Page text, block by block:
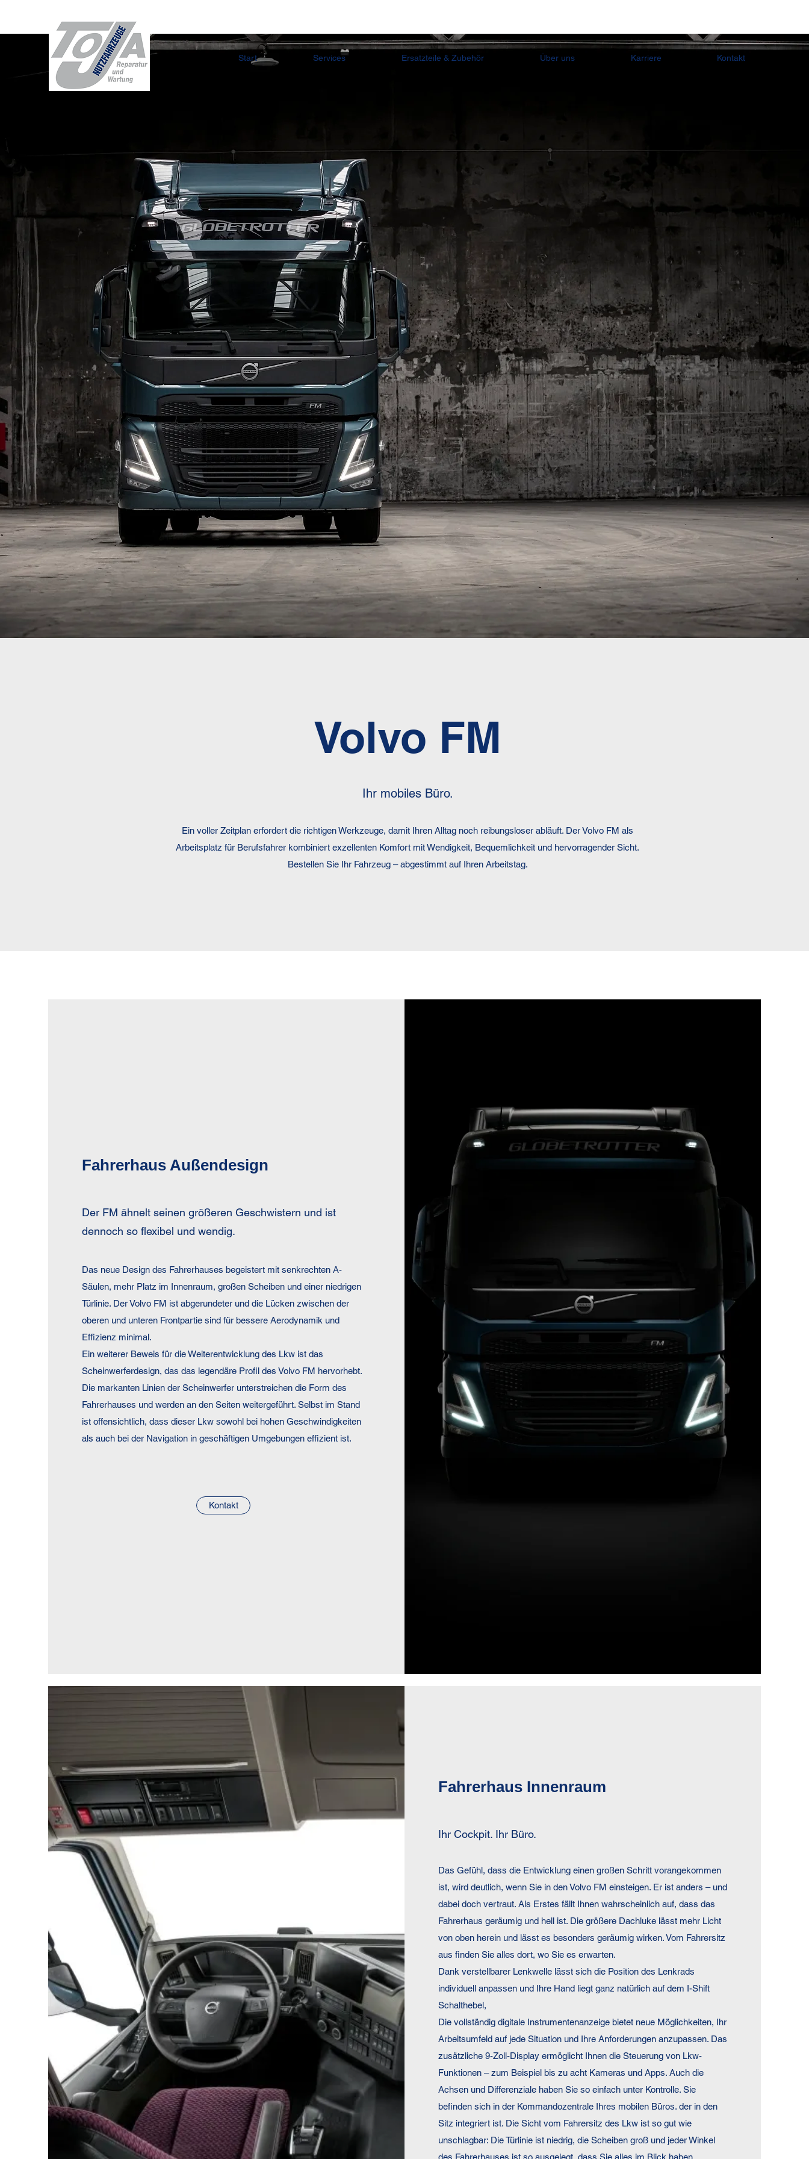
Start Services Ersatzteile & Zubehör Über uns Karriere Kontakt
Volvo FM
Ihr mobiles Büro.
Ein voller Zeitplan erfordert die richtigen Werkzeuge, damit Ihren Alltag noch reibungsloser abläuft. Der Volvo FM als
Arbeitsplatz für Berufsfahrer kombiniert exzellenten Komfort mit Wendigkeit, Bequemlichkeit und hervorragender Sicht.
Bestellen Sie Ihr Fahrzeug – abgestimmt auf Ihren Arbeitstag.
Fahrerhaus Außendesign
Der FM ähnelt seinen größeren Geschwistern und ist
dennoch so flexibel und wendig.
Das neue Design des Fahrerhauses begeistert mit senkrechten A-
Säulen, mehr Platz im Innenraum, großen Scheiben und einer niedrigen
Türlinie. Der Volvo FM ist abgerundeter und die Lücken zwischen der
oberen und unteren Frontpartie sind für bessere Aerodynamik und
Effizienz minimal.
Ein weiterer Beweis für die Weiterentwicklung des Lkw ist das
Scheinwerferdesign, das das legendäre Profil des Volvo FM hervorhebt.
Die markanten Linien der Scheinwerfer unterstreichen die Form des
Fahrerhauses und werden an den Seiten weitergeführt. Selbst im Stand
ist offensichtlich, dass dieser Lkw sowohl bei hohen Geschwindigkeiten
als auch bei der Navigation in geschäftigen Umgebungen effizient ist.
Kontakt
Fahrerhaus Innenraum
Ihr Cockpit. Ihr Büro.
Das Gefühl, dass die Entwicklung einen großen Schritt vorangekommen
ist, wird deutlich, wenn Sie in den Volvo FM einsteigen. Er ist anders – und
dabei doch vertraut. Als Erstes fällt Ihnen wahrscheinlich auf, dass das
Fahrerhaus geräumig und hell ist. Die größere Dachluke lässt mehr Licht
von oben herein und lässt es besonders geräumig wirken. Vom Fahrersitz
aus finden Sie alles dort, wo Sie es erwarten.
Dank verstellbarer Lenkwelle lässt sich die Position des Lenkrads
individuell anpassen und Ihre Hand liegt ganz natürlich auf dem I-Shift
Schalthebel,
Die vollständig digitale Instrumentenanzeige bietet neue Möglichkeiten, Ihr
Arbeitsumfeld auf jede Situation und Ihre Anforderungen anzupassen. Das
zusätzliche 9-Zoll-Display ermöglicht Ihnen die Steuerung von Lkw-
Funktionen – zum Beispiel bis zu acht Kameras und Apps. Auch die
Achsen und Differenziale haben Sie so einfach unter Kontrolle. Sie
befinden sich in der Kommandozentrale Ihres mobilen Büros. der in den
Sitz integriert ist. Die Sicht vom Fahrersitz des Lkw ist so gut wie
unschlagbar: Die Türlinie ist niedrig, die Scheiben groß und jeder Winkel
des Fahrerhauses ist so ausgelegt, dass Sie alles im Blick haben.